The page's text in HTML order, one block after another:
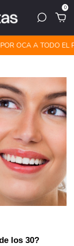
0
POR OCA A TODO EL
los 30?